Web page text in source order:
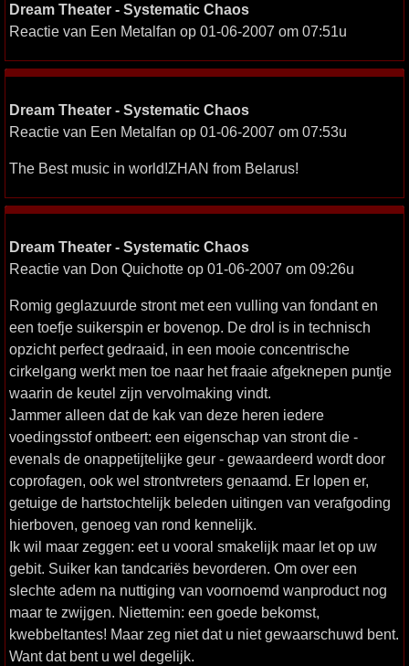
Dream Theater - Systematic Chaos
Reactie van Een Metalfan op 01-06-2007 om 07:51u
Dream Theater - Systematic Chaos
Reactie van Een Metalfan op 01-06-2007 om 07:53u
The Best music in world!ZHAN from Belarus!
Dream Theater - Systematic Chaos
Reactie van Don Quichotte op 01-06-2007 om 09:26u
Romig geglazuurde stront met een vulling van fondant en
een toefje suikerspin er bovenop. De drol is in technisch
opzicht perfect gedraaid, in een mooie concentrische
cirkelgang werkt men toe naar het fraaie afgeknepen puntje
waarin de keutel zijn vervolmaking vindt.
Jammer alleen dat de kak van deze heren iedere
voedingsstof ontbeert: een eigenschap van stront die -
evenals de onappetijtelijke geur - gewaardeerd wordt door
coprofagen, ook wel strontvreters genaamd. Er lopen er,
getuige de hartstochtelijk beleden uitingen van verafgoding
hierboven, genoeg van rond kennelijk.
Ik wil maar zeggen: eet u vooral smakelijk maar let op uw
gebit. Suiker kan tandcariës bevorderen. Om over een
slechte adem na nuttiging van voornoemd wanproduct nog
maar te zwijgen. Niettemin: een goede bekomst,
kwebbeltantes! Maar zeg niet dat u niet gewaarschuwd bent.
Want dat bent u wel degelijk.